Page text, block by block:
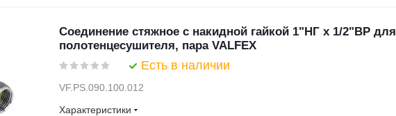
Соединение стяжное с накидной гайкой 1"НГ х 1/2"ВР для
полотенцесушителя, пара VALFEX
Есть в наличии
VF.PS.090.100.012
Характеристики